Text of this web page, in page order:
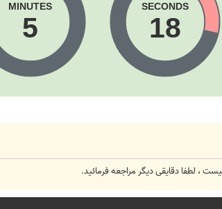
MINUTES
5
SECONDS
18
لطفا دقایقی دیگر مراجعه فرمائید.